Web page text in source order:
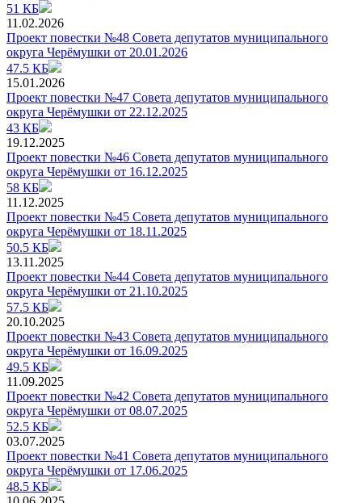
51 КБ
11.02.2026
Проект повестки №48 Совета депутатов муниципального
округа Черёмушки от 20.01.2026
47.5 КБ
15.01.2026
Проект повестки №47 Совета депутатов муниципального
округа Черёмушки от 22.12.2025
43 КБ
19.12.2025
Проект повестки №46 Совета депутатов муниципального
округа Черёмушки от 16.12.2025
58 КБ
11.12.2025
Проект повестки №45 Совета депутатов муниципального
округа Черёмушки от 18.11.2025
50.5 КБ
13.11.2025
Проект повестки №44 Совета депутатов муниципального
округа Черёмушки от 21.10.2025
57.5 КБ
20.10.2025
Проект повестки №43 Совета депутатов муниципального
округа Черёмушки от 16.09.2025
49.5 КБ
11.09.2025
Проект повестки №42 Совета депутатов муниципального
округа Черёмушки от 08.07.2025
52.5 КБ
03.07.2025
Проект повестки №41 Совета депутатов муниципального
округа Черёмушки от 17.06.2025
48.5 КБ